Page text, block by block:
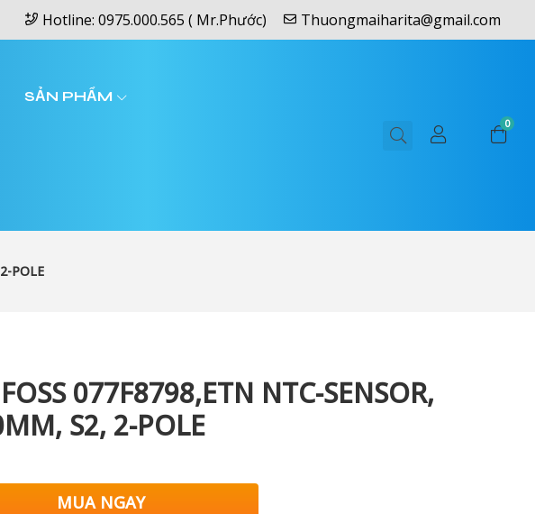
Hotline: 0975.000.565 ( Mr.Phước) Thuongmaiharita@gmail.com
SẢN PHẨM
0
POLE
077F8798,ETN NTC-SENSOR,
S2, 2-POLE
MUA NGAY